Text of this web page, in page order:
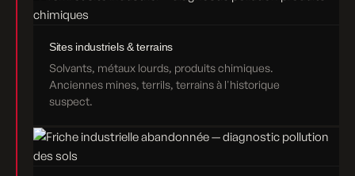
Sites industriels & terrains
Solvants, métaux lourds, produits chimiques.
Anciennes mines, terrils, terrains à l'historique
suspect.